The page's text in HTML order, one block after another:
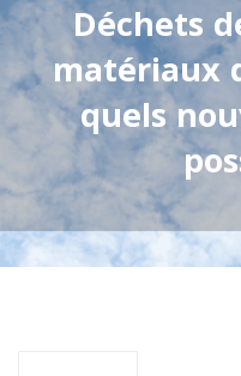
Déchets
matériaux
quels